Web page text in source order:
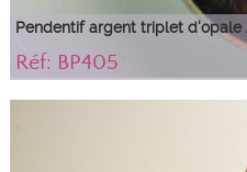
Pendentif argent triplet d'opale
Réf: BP405
Pendentif en argent serti d'un triplet
Le triplet vient d'Australie, la
sertissage a été fait par nos soins en